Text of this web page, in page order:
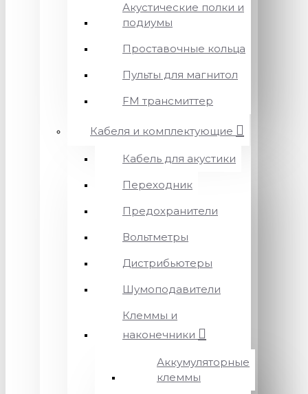
Акустические полки и
подиумы
Проставочные кольца
Пульты для магнитол
FM трансмиттер
Кабеля и комплектующие
Кабель для акустики
Переходник
Предохранители
Вольтметры
Дистрибьютеры
Шумоподавители
Клеммы и
наконечники
Аккумуляторные
клеммы